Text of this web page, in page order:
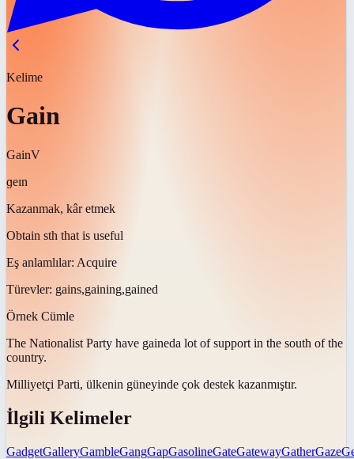
Kelime
Gain
GainV
ɡeɪn
Kazanmak, kâr etmek
Obtain sth that is useful
Eş anlamlılar: Acquire
Türevler: gains,gaining,gained
Örnek Cümle
The Nationalist Party have gaineda lot of support in the south of the
country.
Milliyetçi Parti, ülkenin güneyinde çok destek kazanmıştır.
İlgili Kelimeler
GadgetGalleryGambleGangGapGasolineGateGatewayGatherGaze